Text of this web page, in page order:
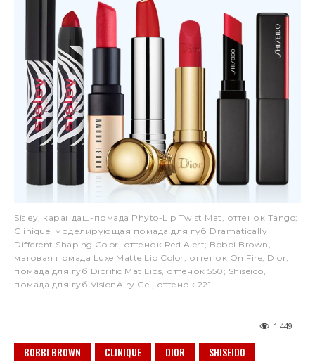
Sisley, карандаш-помада Phyto-Lip Twist Mat, оттенок Tango;
Clinique, моделирующая помада для губ Dramatically
Different Shaping Color, оттенок Red Alert; Bobbi Brown,
матовая помада Luxe Matte Lip Color, оттенок On Fire; Dior,
помада для губ Diorific Mat Lips, оттенок 550; Shiseido,
помада для губ VisionAiry Gel, оттенок 221
1 449
BOBBI BROWN CLINIQUE DIOR
SHISEIDO